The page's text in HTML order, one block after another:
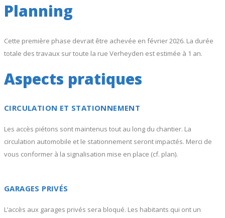
Planning
Cette première phase devrait être achevée en février 2026. La durée
totale des travaux sur toute la rue Verheyden est estimée à 1 an.
Aspects pratiques
CIRCULATION ET STATIONNEMENT
Les accès piétons sont maintenus tout au long du chantier. La
circulation automobile et le stationnement seront impactés. Merci de
vous conformer à la signalisation mise en place (cf. plan).
GARAGES PRIVÉS
L’accès aux garages privés sera bloqué. Les habitants qui ont un